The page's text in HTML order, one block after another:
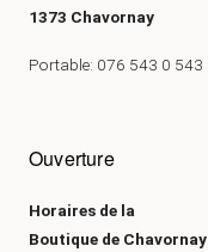
1373 Chavornay
Portable: 076 543 0 543
Ouverture
Horaires de la
Boutique de Chavornay